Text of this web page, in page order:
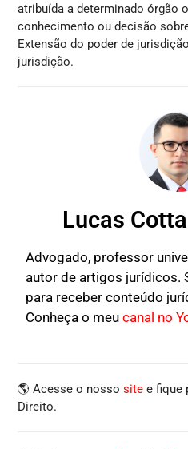
atribuída a determinado órgão
conhecimento ou decisão
Extensão do poder de
jurisdição.
Lucas
Advogado, professor
autor de artigos jurídicos.
para receber conteúdo
Conheça o meucanal no
🌎 Acesse o nossosite e fique
Direito.